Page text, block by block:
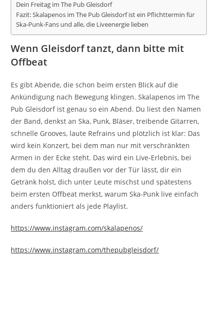
Dein Freitag im The Pub Gleisdorf
Fazit: Skalapenos im The Pub Gleisdorf ist ein Pflichttermin für
Ska-Punk-Fans und alle, die Liveenergie lieben
Wenn Gleisdorf tanzt, dann bitte mit
Offbeat
Es gibt Abende, die schon beim ersten Blick auf die
Ankündigung nach Bewegung klingen. Skalapenos im The
Pub Gleisdorf ist genau so ein Abend. Du liest den Namen
der Band, denkst an Ska, Punk, Bläser, treibende Gitarren,
schnelle Grooves, laute Refrains und plötzlich ist klar: Das
wird kein Konzert, bei dem man nur mit verschränkten
Armen in der Ecke steht. Das wird ein Live-Erlebnis, bei
dem du den Alltag draußen vor der Tür lässt, dir ein
Getränk holst, dich unter Leute mischst und spätestens
beim ersten Offbeat merkst, warum Ska-Punk live einfach
anders funktioniert als jede Playlist.
https://www.instagram.com/skalapenos/
https://www.instagram.com/thepubgleisdorf/